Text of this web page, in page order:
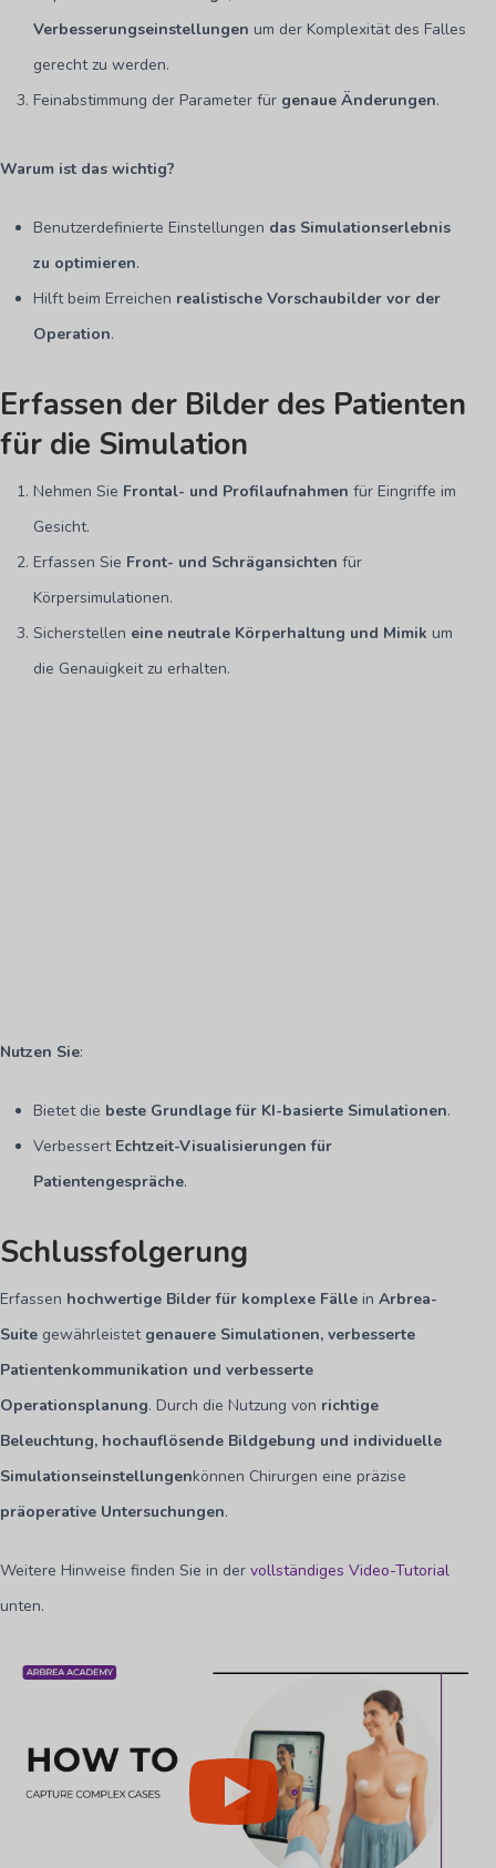
Verbesserungseinstellungen um der Komplexität des Falles
gerecht zu werden.
Feinabstimmung der Parameter für genaue Änderungen.
Warum ist das wichtig?
Benutzerdefinierte Einstellungen das Simulationserlebnis
zu optimieren.
Hilft beim Erreichen realistische Vorschaubilder vor der
Operation.
Erfassen der Bilder des Patienten
für die Simulation
Nehmen Sie Frontal- und Profilaufnahmen für Eingriffe im
Gesicht.
Erfassen Sie Front- und Schrägansichten für
Körpersimulationen.
Sicherstellen eine neutrale Körperhaltung und Mimik um
die Genauigkeit zu erhalten.
Nutzen Sie:
Bietet die beste Grundlage für KI-basierte Simulationen.
Verbessert Echtzeit-Visualisierungen für
Patientengespräche.
Schlussfolgerung
Erfassen hochwertige Bilder für komplexe Fälle inArbrea-
Suite gewährleistet genauere Simulationen, verbesserte
Patientenkommunikation und verbesserte
Operationsplanung. Durch die Nutzung von richtige
Beleuchtung, hochauflösende Bildgebung und individuelle
Simulationseinstellungenkönnen Chirurgen eine präzise
präoperative Untersuchungen.
Weitere Hinweise finden Sie in dervollständiges Video-Tutorial
unten.